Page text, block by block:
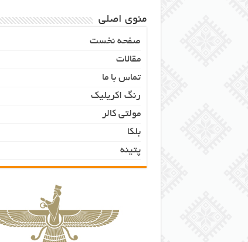
منوی اصلی
صفحه نخست
مقالات
تماس با ما
رنگ اکریلیک
مولتی کالر
بلکا
پتینه